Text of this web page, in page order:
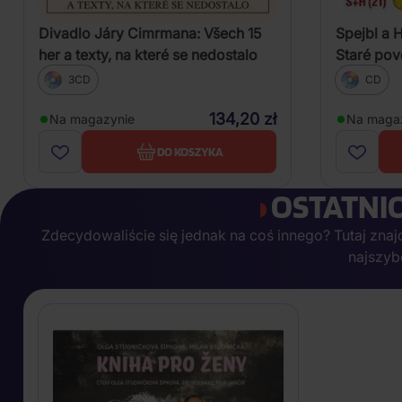
Divadlo Járy Cimrmana: Všech 15
her a texty, na které se nedostalo
3CD
Na magazynie 134,20 zł
DO KOSZYKA
Spejbl a
Staré
CD
Na
Zdecydowaliście się jednak na coś innego? Tutaj